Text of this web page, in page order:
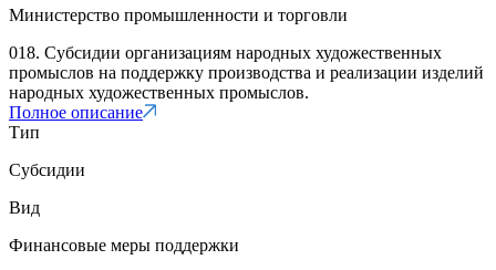
Министерство промышленности и торговли
018. Субсидии организациям народных художественных
промыслов на поддержку производства и реализации изделий
народных художественных промыслов.
Полное описание
Тип
Субсидии
Вид
Финансовые меры поддержки